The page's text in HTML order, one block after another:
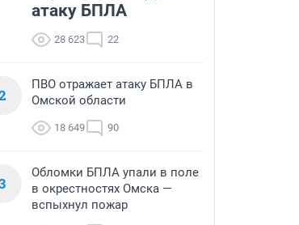
атаку БПЛА
28 623 22
ПВО отражает атаку БПЛА в
Омской области
18 649 90
Обломки БПЛА упали в поле
в окрестностях Омска —
вспыхнул пожар